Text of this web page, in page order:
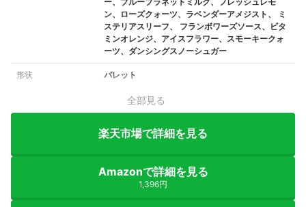
ン、ローズクォーツ、ラベンダーアメジスト、 ミ
ステリアスリーフ、 フランボワーズソース、ビタ
ミンオレンジ、アイスフラワー、スモーキークォ
ーツ、ダンシングスノーシュガー
形状 パレット
全部見る
楽天市場で詳細を見る
Amazonで詳細を見る
1,396円